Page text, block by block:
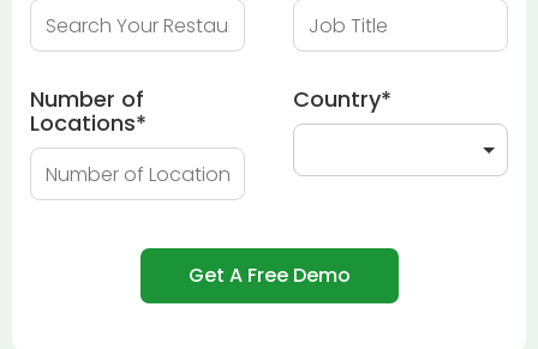
Number of
Locations*
Country*